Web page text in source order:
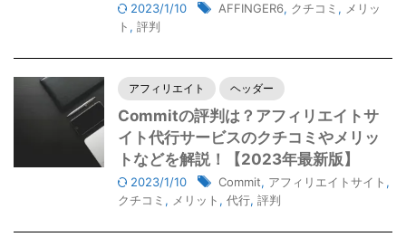
2023/1/10 AFFINGER6, クチコミ , メリッ
ト , 評判
アフィリエイト ヘッダー
Commitの評判は？アフィリエイトサ
イト代行サービスのクチコミやメリッ
トなどを解説！【2023年最新版】
2023/1/10 Commit, アフィリエイトサイト ,
クチコミ , メリット , 代行, 評判